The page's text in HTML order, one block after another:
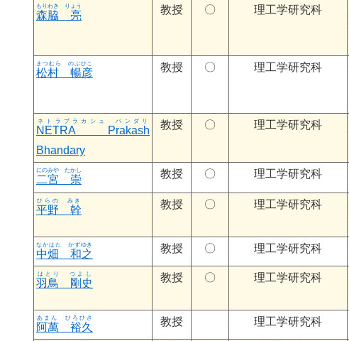
すずき しずか
にしむら かつし
とみだ えいじ
森脇 亮 教授 〇 理工学研究科
松村 暢彦 教授 〇 理工学研究科
NETRA Prakash
Bhandary
教授 〇 理工学研究科
二宮 崇 教授 〇 理工学研究科
平野 幹 教授 〇 理工学研究科
中畑 和之 教授 〇 理工学研究科
羽鳥 剛史 教授 〇 理工学研究科
阿萬 裕久 教授 理工学研究科